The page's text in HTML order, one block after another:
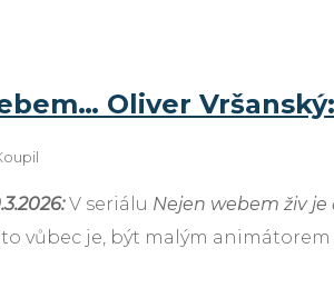
Oliver
V seriálu Nejen webem živ je
to vůbec je, být malým